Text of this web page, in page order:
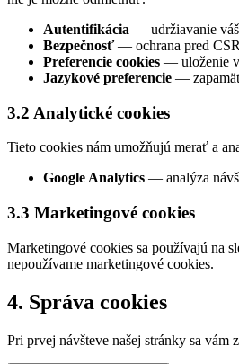
Autentifikácia — udržiavanie
Bezpečnosť— ochrana pred
Preferencie cookies — uloženie
Jazykové preferencie —
3.2 Analytické cookies
Tieto cookies nám umožňujú merať a
Google Analytics — analýza
3.3 Marketingové cookies
Marketingové cookies sa používajú na
nepoužívame marketingové cookies.
4. Správa cookies
Pri prvej návšteve našej stránky sa